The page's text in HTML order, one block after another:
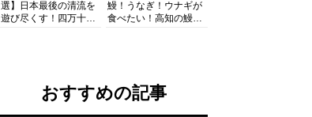
選】日本最後の清流を
遊び尽くす！四万十川
鰻！うなぎ！ウナギが
食べたい！高知の鰻の
おすすめの記事